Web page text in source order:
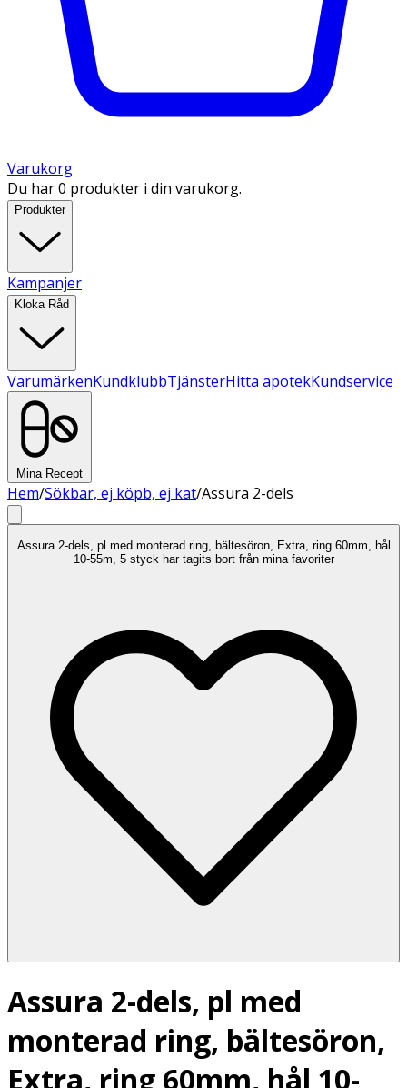
Varukorg
Du har 0 produkter i din varukorg.
Produkter
Kampanjer
Kloka Råd
VarumärkenKundklubbTjänsterHitta apotekKundservice
Mina Recept
Hem/Sökbar, ej köpb, ej kat/Assura 2-dels
Assura 2-dels, pl med monterad ring, bältesöron, Extra, ring 60mm, hål
10-55m, 5 styck har tagits bort från mina favoriter
Assura 2-dels, pl med
monterad ring, bältesöron,
Extra, ring 60mm, hål 10-